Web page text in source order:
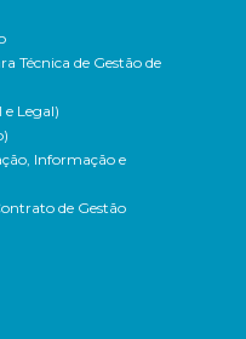
Técnica de Gestão de
Legal)
Informação e
de Gestão